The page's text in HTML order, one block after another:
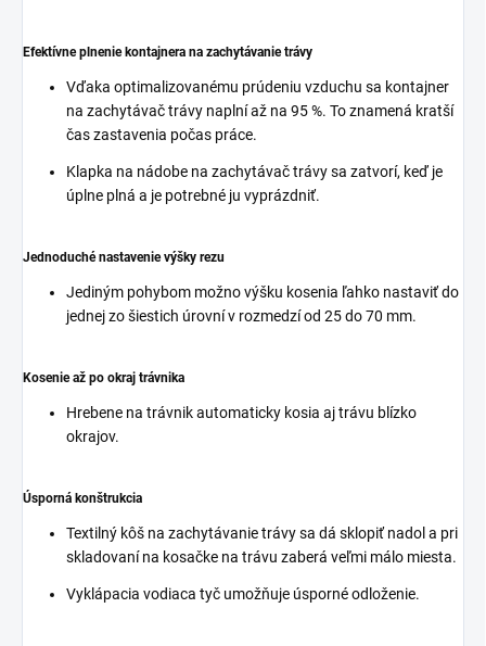
Efektívne plnenie kontajnera na zachytávanie trávy
Vďaka optimalizovanému prúdeniu vzduchu sa kontajner
na zachytávač trávy naplní až na 95 %. To znamená kratší
čas zastavenia počas práce.
Klapka na nádobe na zachytávač trávy sa zatvorí, keď je
úplne plná a je potrebné ju vyprázdniť.
Jednoduché nastavenie výšky rezu
Jediným pohybom možno výšku kosenia ľahko nastaviť do
jednej zo šiestich úrovní v rozmedzí od 25 do 70 mm.
Kosenie až po okraj trávnika
Hrebene na trávnik automaticky kosia aj trávu blízko
okrajov.
Úsporná konštrukcia
Textilný kôš na zachytávanie trávy sa dá sklopiť nadol a pri
skladovaní na kosačke na trávu zaberá veľmi málo miesta.
Vyklápacia vodiaca tyč umožňuje úsporné odloženie.